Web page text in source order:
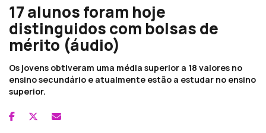
17 alunos foram hoje
distinguidos com bolsas de
mérito (áudio)
Os jovens obtiveram uma média superior a 18 valores no
ensino secundário e atualmente estão a estudar no ensino
superior.